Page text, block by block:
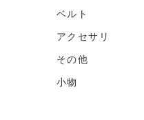
ベルト
アクセサリ
その他
小物